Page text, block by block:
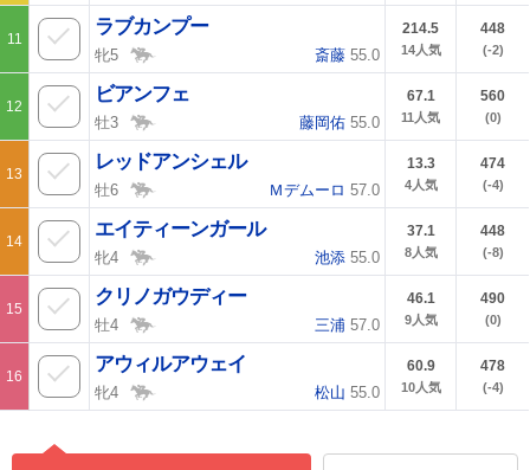
11
ラブカンプー
牝5 斎藤 55.0
214.5
14人気
448
(-2)
12
ビアンフェ
牡3 藤岡佑 55.0
67.1
11 人気
560
(0)
13
レッドアンシェル
牡6 Ｍデムーロ 57.0
13.3
4人気
474
(-4)
14
エイティーンガール
牝4 池添 55.0
37.1
8人気
448
(-8)
15
クリノガウディー
牡4 三浦 57.0
46.1
9人気
490
(0)
16
アウィルアウェイ
牝4 松山 55.0
60.9
10人気
478
(-4)